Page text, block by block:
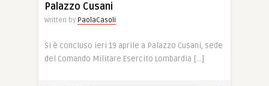
Palazzo Cusani
Written by PaolaCasoli
Si è concluso ieri 19 aprile a Palazzo Cusani, sede
del Comando Militare Esercito Lombardia […]